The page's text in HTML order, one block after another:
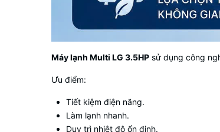
Máy lạnh Multi LG 3.5HP sử dụng công
Ưu điểm:
Tiết kiệm điện năng.
Làm lạnh nhanh.
Duy trì nhiệt độ ổn định.